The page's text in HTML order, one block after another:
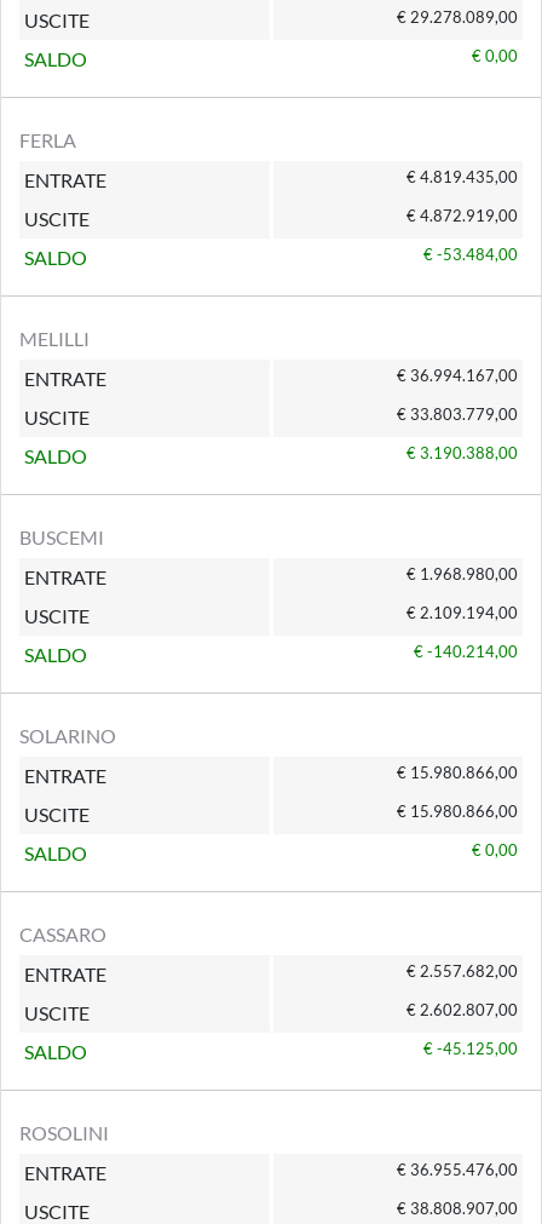
USCITE € 29.278.089,00
SALDO € 0,00
FERLA
ENTRATE
€ 4.819.435,00
USCITE € 4.872.919,00
SALDO € -53.484,00
MELILLI
ENTRATE
€ 36.994.167,00
USCITE € 33.803.779,00
SALDO € 3.190.388,00
BUSCEMI
ENTRATE
€ 1.968.980,00
USCITE € 2.109.194,00
SALDO € -140.214,00
SOLARINO
ENTRATE
€ 15.980.866,00
USCITE € 15.980.866,00
SALDO € 0,00
CASSARO
ENTRATE
€ 2.557.682,00
USCITE € 2.602.807,00
SALDO € -45.125,00
ROSOLINI
ENTRATE
€ 36.955.476,00
USCITE € 38.808.907,00